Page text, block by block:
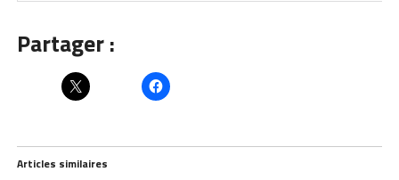
Partager :
Articles similaires